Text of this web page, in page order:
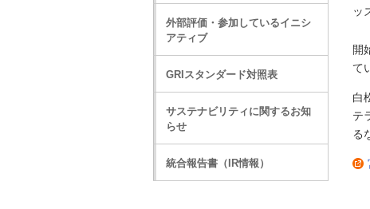
ッ
開
て
白
テ
る
外部評価・参加しているイニシ
アティブ
GRIスタンダード対照表
サステナビリティに関するお知
らせ
統合報告書（IR情報）